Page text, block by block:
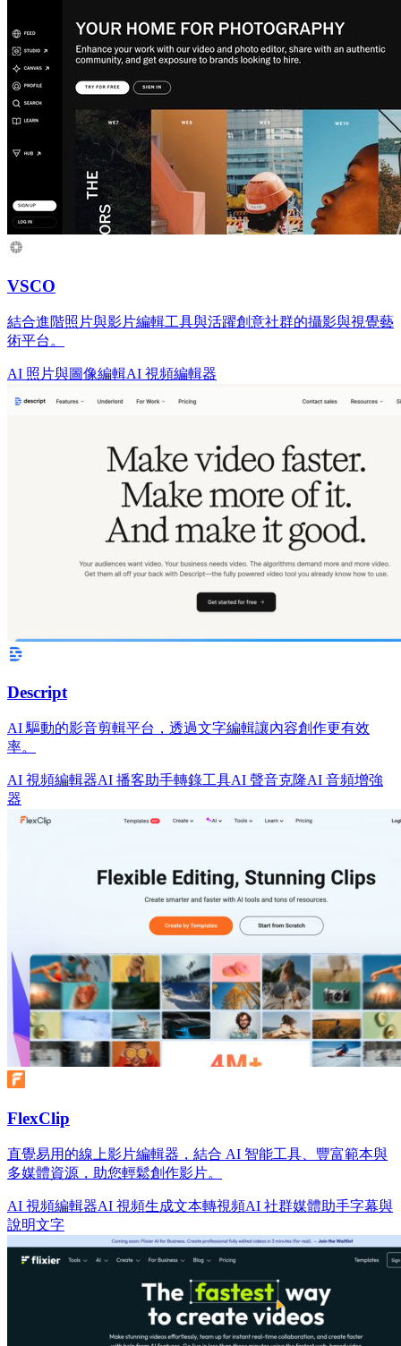
VSCO
結合進階照片與影片編輯工具與活躍創意社群的攝影與視覺藝
術平台。
AI 照片與圖像編輯AI 視頻編輯器
Descript
AI 驅動的影音剪輯平台，透過文字編輯讓內容創作更有效
率。
AI 視頻編輯器AI 播客助手轉錄工具AI 聲音克隆AI 音頻增強
器
FlexClip
直覺易用的線上影片編輯器，結合 AI 智能工具、豐富範本與
多媒體資源，助您輕鬆創作影片。
AI 視頻編輯器AI 視頻生成文本轉視頻AI 社群媒體助手字幕與
說明文字